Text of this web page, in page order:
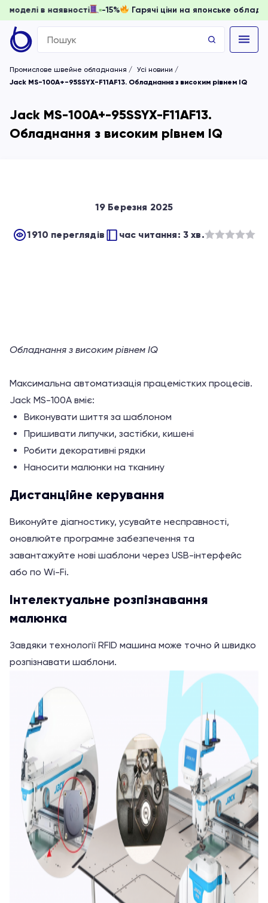
доки моделі в наявності -15% Гарячі ціни на японське
Search
for:
Промислове швейне обладнання
Усі новини
Jack MS-100A+-95SSYX-F11AF13. Обладнання з високим рівнем IQ
Jack MS-100A+-95SSYX-F11AF13.
Обладнання з високим рівнем IQ
19 Березня 2025
1910 переглядів час читання: 3 хв.
Обладнання з високим рівнем IQ
Максимальна автоматизація працемістких процесів.
Jack MS-100A вміє:
Виконувати шиття за шаблоном
Пришивати липучки, застібки, кишені
Робити декоративні рядки
Наносити малюнки на тканину
Дистанційне керування
Виконуйте діагностику, усувайте несправності,
оновлюйте програмне забезпечення та
завантажуйте нові шаблони через USB-інтерфейс
або по Wi-Fi.
Інтелектуальне розпізнавання
малюнка
Завдяки технології RFID машина може точно й швидко
розпізнавати шаблони.